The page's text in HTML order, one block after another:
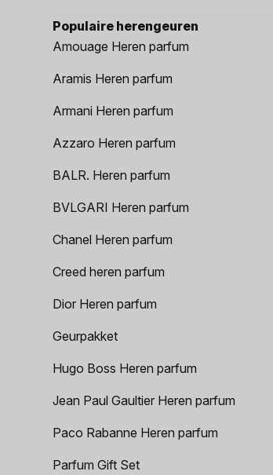
Populaire herengeuren
Amouage Heren parfum
Aramis Heren parfum
Armani Heren parfum
Azzaro Heren parfum
BALR. Heren parfum
BVLGARI Heren parfum
Chanel Heren parfum
Creed heren parfum
Dior Heren parfum
Geurpakket
Hugo Boss Heren parfum
Jean Paul Gaultier Heren parfum
Paco Rabanne Heren parfum
Parfum Gift Set